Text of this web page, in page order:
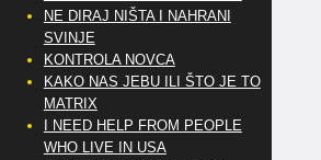
NE DIRAJ NIŠTA I NAHRANI
SVINJE
KONTROLA NOVCA
KAKO NAS JEBU ILI ŠTO JE TO
MATRIX
I NEED HELP FROM PEOPLE
WHO LIVE IN USA